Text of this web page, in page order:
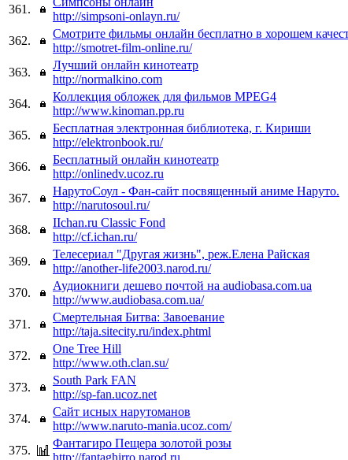
361.
http://simpsoni-onlayn.ru/
362.
Смотрите фильмы онлайн бесплатно в хорошем
http://smotret-film-online.ru/
363.
Лучший онлайн кинотеатр
http://normalkino.com
364.
Коллекция обложек для фильмов MPEG4
http://www.kinoman.pp.ru
365.
Бесплатная электронная библиотека, г. Кириши
http://elektronbook.ru/
366.
Бесплатный онлайн кинотеатр
http://onlinedv.ucoz.ru
367.
НарутоСоул - Фан-сайт посвященный аниме Наруто.
http://narutosoul.ru/
368.
IIchan.ru Classic Fond
http://cf.ichan.ru/
369.
Телесериал "Другая жизнь", реж.Елена Райская
http://another-life2003.narod.ru/
370.
Аудиокниги дешево почтой на audiobasa.com.ua
http://www.audiobasa.com.ua/
371.
Смертельная Битва: Завоевание
http://taja.sitecity.ru/index.phtml
372.
One Tree Hill
http://www.oth.clan.su/
373.
South Park FAN
http://sp-fan.ucoz.net
374.
Сайт исных нарутоманов
http://www.naruto-mania.ucoz.com/
375.
Фантагиро Пещера золотой розы
http://fantaghirro.narod.ru